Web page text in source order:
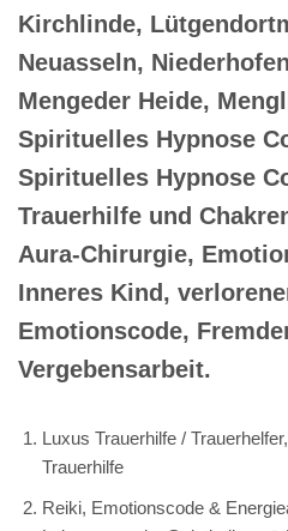
Kirchlinde,
Neuasseln,
Mengeder Heide,
Spirituelles Hypnose
Spirituelles Hypnose
Trauerhilfe und
Aura-Chirurgie,
Inneres Kind,
Emotionscode,
Vergebensarbeit.
Luxus Trauerhilfe /
Trauerhilfe
Reiki, Emotionscode &